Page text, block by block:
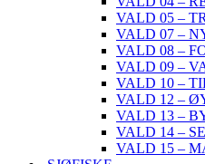
VALD 05 –
VALD 07 –
VALD 08 –
VALD 09 –
VALD 10 –
VALD 12 –
VALD 13 –
VALD 14 –
VALD 15 –